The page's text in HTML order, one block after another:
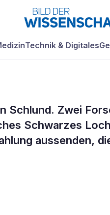
Technik & Digitales
Schlund. Zwei
Schwarzes
aussenden,